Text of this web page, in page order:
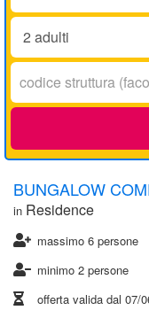
Adulti:
Codice
struttura:
BUNGALOW
in Residence
massimo 6 persone
minimo 2 persone
offerta valida dal 07/